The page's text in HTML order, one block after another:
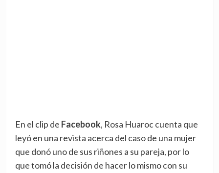
En el clip de Facebook, Rosa Huaroc cuenta que
leyó en una revista acerca del caso de una mujer
que donó uno de sus riñones a su pareja, por lo
que tomó la decisión de hacer lo mismo con su